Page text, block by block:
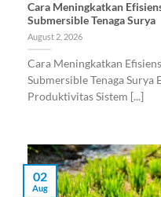
Cara Meningkatkan
Submersible Tenaga Surya
August 2, 2026
Cara Meningkatkan
Submersible Tenaga Surya
Produktivitas Sistem [...]
02
Aug